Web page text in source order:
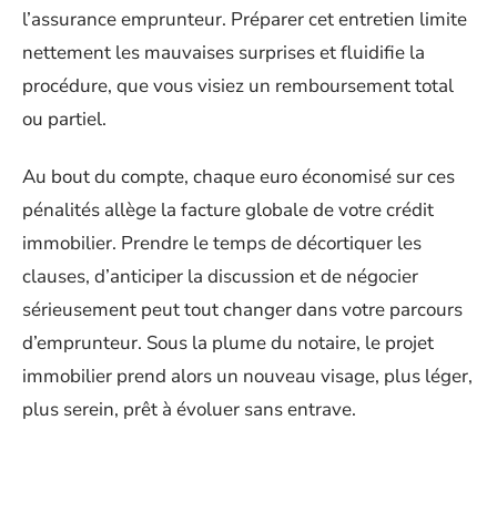
l’assurance emprunteur. Préparer cet entretien limite
nettement les mauvaises surprises et fluidifie la
procédure, que vous visiez un remboursement total
ou partiel.
Au bout du compte, chaque euro économisé sur ces
pénalités allège la facture globale de votre crédit
immobilier. Prendre le temps de décortiquer les
clauses, d’anticiper la discussion et de négocier
sérieusement peut tout changer dans votre parcours
d’emprunteur. Sous la plume du notaire, le projet
immobilier prend alors un nouveau visage, plus léger,
plus serein, prêt à évoluer sans entrave.